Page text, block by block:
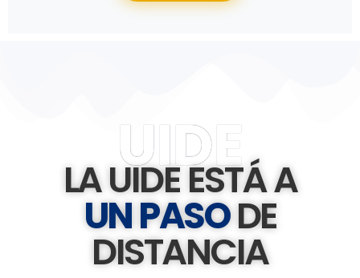
UIDE
LA UIDE ESTÁ A
UN PASODE
DISTANCIA